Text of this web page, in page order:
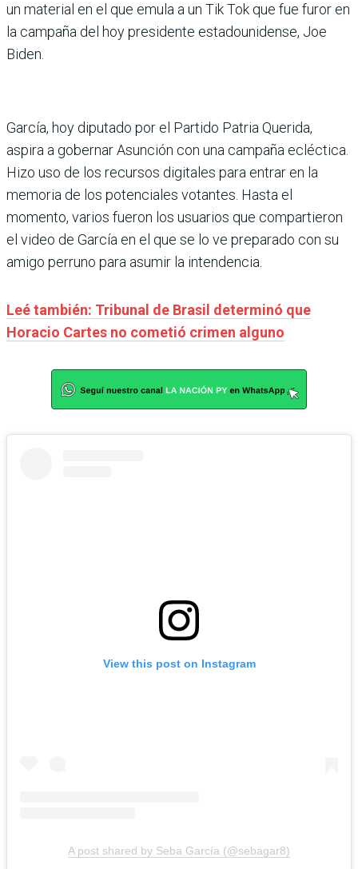
un material en el que emula a un Tik Tok que fue furor en
la campaña del hoy presidente estadounidense, Joe
Biden.
García, hoy diputado por el Partido Patria Querida,
aspira a gobernar Asunción con una campaña ecléctica.
Hizo uso de los recursos digitales para entrar en la
memoria de los potenciales votantes. Hasta el
momento, varios fueron los usuarios que compartieron
el video de García en el que se lo ve preparado con su
amigo perruno para asumir la intendencia.
Leé también: Tribunal de Brasil determinó que
Horacio Cartes no cometió crimen alguno
View this post on Instagram
A post shared by Seba García (@sebagar8)